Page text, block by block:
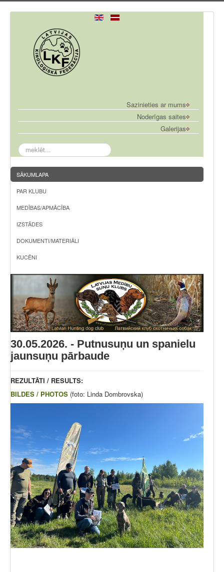
Sazinieties ar mums
Noderīgas saites
Galerijas
meklēt...
SĀKUMLAPA
PAR KLUBU
MEDĪBAS/APMĀCĪBA
IZSTĀDES
DOKUMENTI/MATERIĀLI
KUCĒNI
30.05.2026. - Putnusuņu un spanielu
jaunsuņu pārbaude
REZULTĀTI / RESULTS:
BILDES / PHOTOS (foto: Linda Dombrovska)